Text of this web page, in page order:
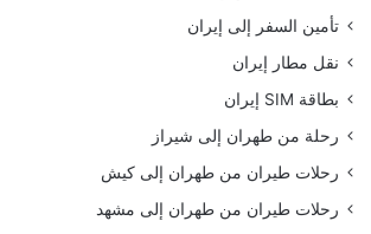
تأمين السفر إلى إيران
نقل مطار إيران
بطاقة SIM إيران
رحلة من طهران إلى شيراز
رحلات طيران من طهران إلى كيش
رحلات طيران من طهران إلى مشهد